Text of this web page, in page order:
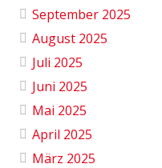
September 2025
August 2025
Juli 2025
Juni 2025
Mai 2025
April 2025
März 2025